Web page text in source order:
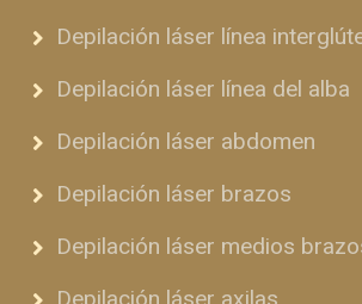
Depilación láser línea
Depilación láser línea del alba
Depilación láser abdomen
Depilación láser brazos
Depilación láser medios